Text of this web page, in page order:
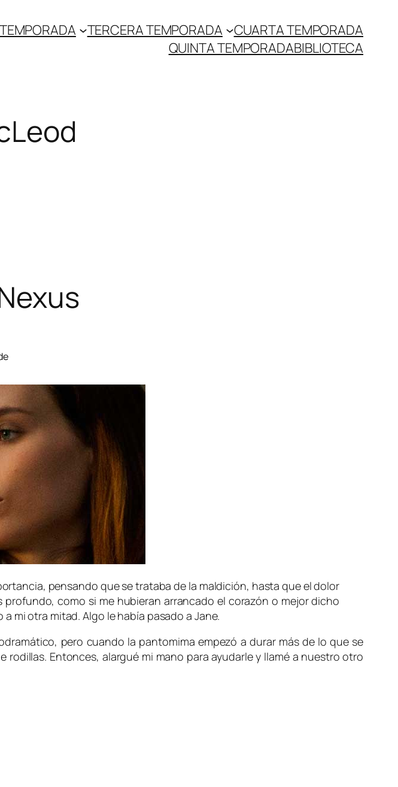
TERCERA TEMPORADA
CUARTA TEMPORADA
QUINTA TEMPORADABIBLIOTECA
pensando que se trataba de la maldición, hasta que el dolor
como si me hubieran arrancado el corazón o mejor dicho
mi otra mitad. Algo le había pasado a Jane.
pero cuando la pantomima empezó a durar más de lo que se
Entonces, alargué mi mano para ayudarle y llamé a nuestro otro